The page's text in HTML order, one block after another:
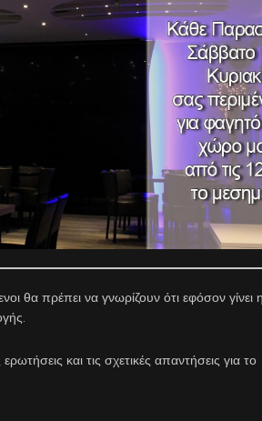
θα πρέπει να γνωρίζουν ότι εφόσον γίνει
και τις σχετικές απαντήσεις για το